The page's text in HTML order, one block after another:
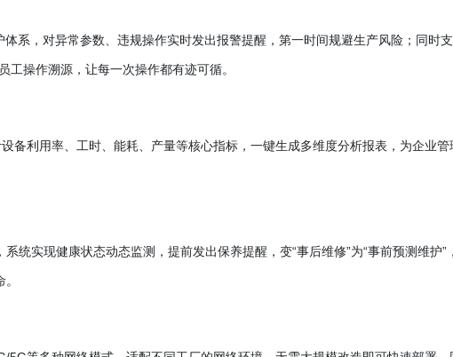
系，对异常参数、违规操作实时发出报警提醒，第一时间规避生产风险；同时
操作溯源，让每一次操作都有迹可循。
备利用率、工时、能耗、产量等核心指标，一键生成多维度分析报表，为企业
统实现健康状态动态监测，提前发出保养提醒，变“事后维修”为“事前预测维护